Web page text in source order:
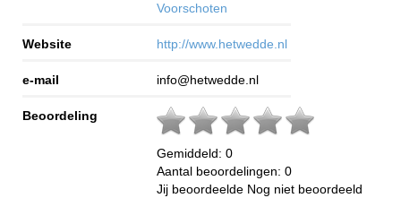
Voorschoten
Website http://www.hetwedde.nl
e-mail info@hetwedde.nl
Beoordeling
Gemiddeld: 0
Aantal beoordelingen: 0
Jij beoordeelde Nog niet beoordeeld